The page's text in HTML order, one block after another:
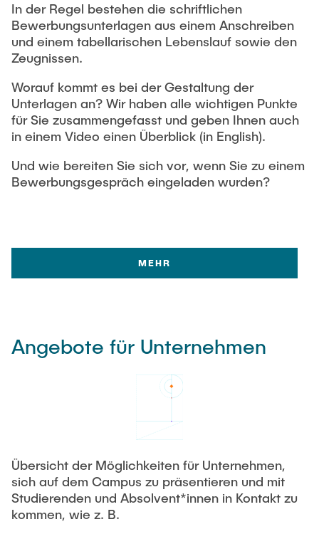
In der Regel bestehen die schriftlichen
Bewerbungsunterlagen aus einem Anschreiben
und einem tabellarischen Lebenslauf sowie den
Zeugnissen.
Worauf kommt es bei der Gestaltung der
Unterlagen an? Wir haben alle wichtigen Punkte
für Sie zusammengefasst und geben Ihnen auch
in einem Video einen Überblick (in English).
Und wie bereiten Sie sich vor, wenn Sie zu einem
Bewerbungsgespräch eingeladen wurden?
MEHR
Angebote für Unternehmen
Übersicht der Möglichkeiten für Unternehmen,
sich auf dem Campus zu präsentieren und mit
Studierenden und Absolvent*innen in Kontakt zu
kommen, wie z. B.